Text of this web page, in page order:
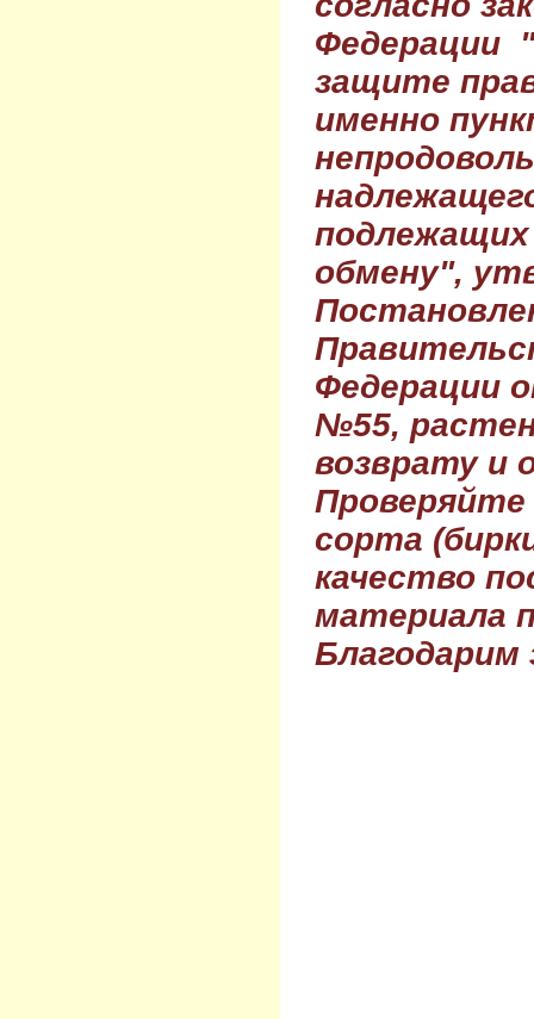
Федерации
защите
именно
обмену",
Федерации
№55,
возврату и
Проверяйте
сорта
качество
материала
Благодарим